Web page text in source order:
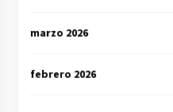
marzo 2026
febrero 2026